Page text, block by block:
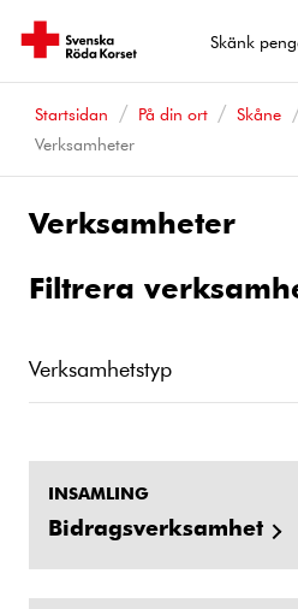
Skänk
Startsidan På din ort Skåne
Verksamheter
Verksamheter
Filtrera
Verksamhetstyp
INSAMLING
Bidragsverksamhet